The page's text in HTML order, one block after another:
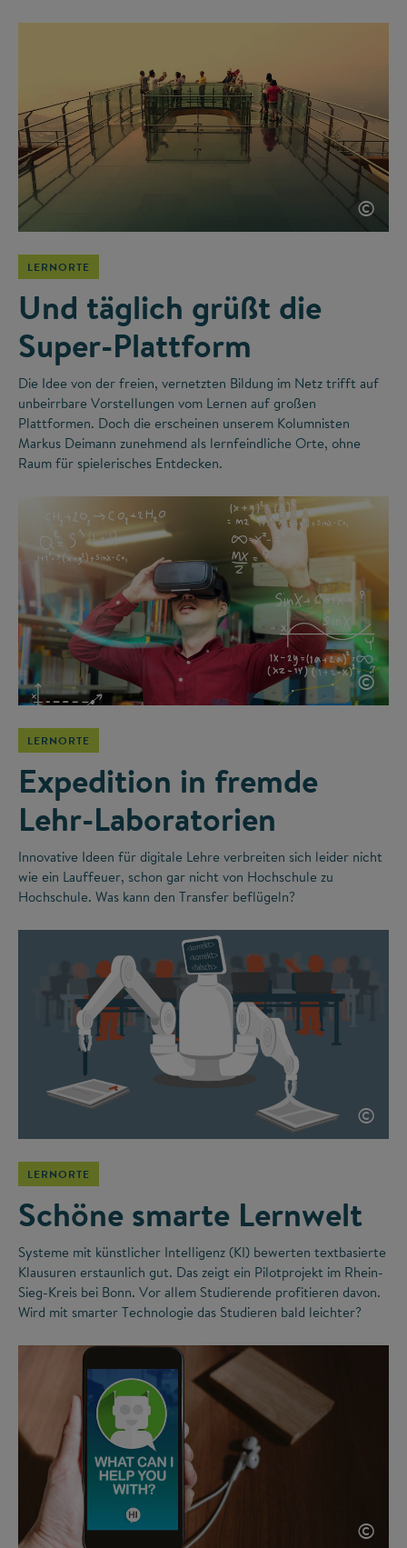
©
LERNORTE
Und täglich grüßt die
Super-Plattform
Die Idee von der freien, vernetzten Bildung im Netz trifft auf
unbeirrbare Vorstellungen vom Lernen auf großen
Plattformen. Doch die erscheinen unserem Kolumnisten
Markus Deimann zunehmend als lernfeindliche Orte, ohne
Raum für spielerisches Entdecken.
©
LERNORTE
Expedition in fremde
Lehr-Laboratorien
Innovative Ideen für digitale Lehre verbreiten sich leider nicht
wie ein Lauffeuer, schon gar nicht von Hochschule zu
Hochschule. Was kann den Transfer beflügeln?
©
LERNORTE
Schöne smarte Lernwelt
Systeme mit künstlicher Intelligenz (KI) bewerten textbasierte
Klausuren erstaunlich gut. Das zeigt ein Pilotprojekt im Rhein-
Sieg-Kreis bei Bonn. Vor allem Studierende profitieren davon.
Wird mit smarter Technologie das Studieren bald leichter?
©